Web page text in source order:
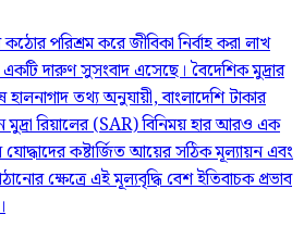
পরিশ্রম করে জীবিকা নির্বাহ করা লাখ
একটি দারুণ সুসংবাদ এসেছে। বৈদেশিক মুদ্রার
তথ্য অনুযায়ী, বাংলাদেশি টাকার
মুদ্রা রিয়ালের (SAR) বিনিময় হার আরও এক
যোদ্ধাদের কষ্টার্জিত আয়ের সঠিক মূল্যায়ন এবং
ক্ষেত্রে এই মূল্যবৃদ্ধি বেশ ইতিবাচক প্রভাব